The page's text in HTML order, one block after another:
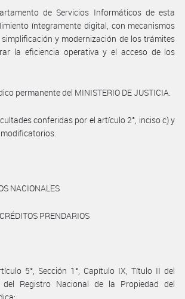
de Servicios Informáticos de esta
íntegramente digital, con mecanismos
y modernización de los trámites
la eficiencia operativa y el acceso de los
permanente del MINISTERIO DE JUSTICIA.
conferidas por el artículo 2°, inciso c) y
NACIONALES
PRENDARIOS
5°, Sección 1°, Capítulo IX, Título II del
del Registro Nacional de la Propiedad del